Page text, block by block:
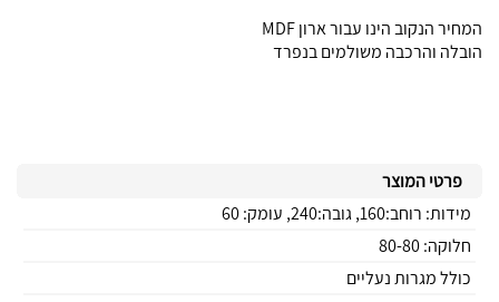
המחיר הנקוב הינו עבור ארון MDF
הובלה והרכבה משולמים בנפרד
פרטי המוצר
מידות: רוחב:160, גובה:240, עומק: 60
חלוקה: 80-80
כולל מגרות נעליים